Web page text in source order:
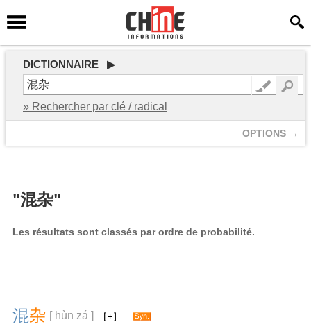
DICTIONNAIRE ▶
» Rechercher par clé / radical
OPTIONS →
"混杂"
Les résultats sont classés par ordre de probabilité.
混杂 [ hùn zá ]